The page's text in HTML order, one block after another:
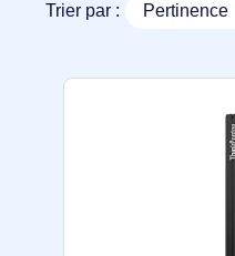
Trier par :